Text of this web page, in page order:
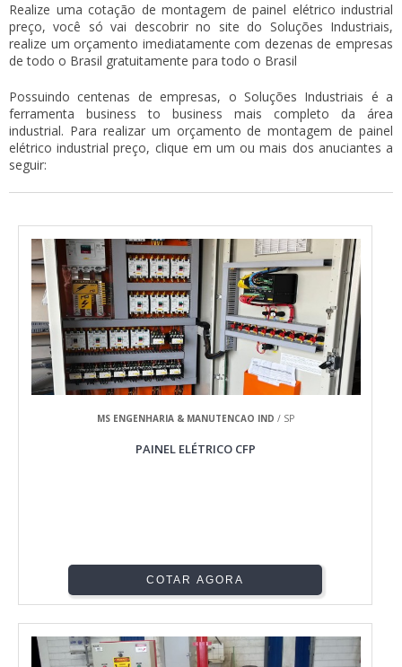
Realize uma cotação de montagem de painel elétrico industrial
preço, você só vai descobrir no site do Soluções Industriais,
realize um orçamento imediatamente com dezenas de empresas
de todo o Brasil gratuitamente para todo o Brasil
Possuindo centenas de empresas, o Soluções Industriais é a
ferramenta business to business mais completo da área
industrial. Para realizar um orçamento de montagem de painel
elétrico industrial preço, clique em um ou mais dos anuciantes a
seguir:
MS ENGENHARIA & MANUTENCAO IND / SP
PAINEL ELÉTRICO CFP
COTAR AGORA